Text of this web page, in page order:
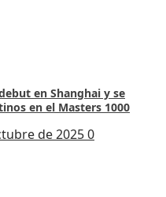
en Shanghai y se
en el Masters 1000
de 20250